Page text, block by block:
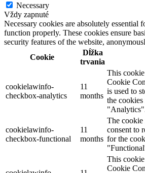
Necessary
Vždy zapnuté
Necessary cookies are absolutely essential
function properly. These cookies ensure
security features of the website,
Cookie
Dĺžka
trvania
cookielawinfo-
checkbox-analytics
11
months
This
Cookie
is used to
the
cookielawinfo-
checkbox-functional
11
months
The
consent to
for the
This
Cookie